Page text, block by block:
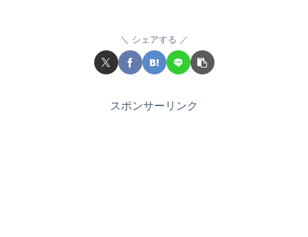
シェアする
スポンサーリンク